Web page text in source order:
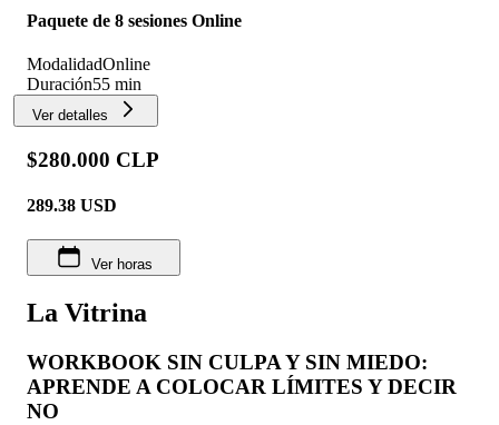
Paquete de 8 sesiones Online
ModalidadOnline
Duración55 min
Ver detalles
$280.000 CLP
289.38 USD
Ver horas
La Vitrina
WORKBOOK SIN CULPA Y SIN MIEDO:
APRENDE A COLOCAR LÍMITES Y DECIR
NO